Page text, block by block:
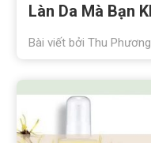
Làn Da Mà Bạn
Bài viết bởiThu Phương